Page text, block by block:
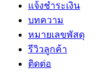
แจ้งชำระเงิน
บทความ
หมายเลขพัสดุ
รีวิวลูกค้า
ติดต่อ